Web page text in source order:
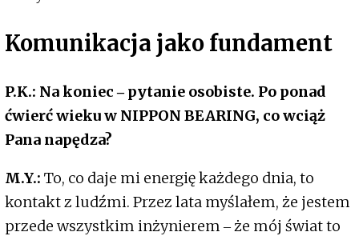
Komunikacja jako fundament
P.K.: Na koniec ‒ pytanie osobiste. Po ponad
ćwierć wieku w NIPPON BEARING, co wciąż
Pana napędza?
M.Y.: To, co daje mi energię każdego dnia, to
kontakt z ludźmi. Przez lata myślałem, że jestem
przede wszystkim inżynierem ‒ że mój świat to